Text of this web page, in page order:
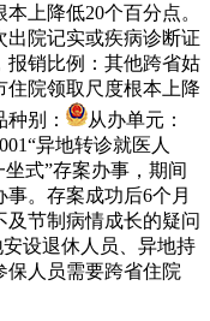
上降低20个百分点。
出院记实或疾病诊断证
报销比例：其他跨省姑
住院领取尺度根本上降
别：
从办单元：
异地转诊就医人
式”存案办事，期间
。存案成功后6个月
节制病情成长的疑问
设退休人员、异地持
保人员需要跨省住院